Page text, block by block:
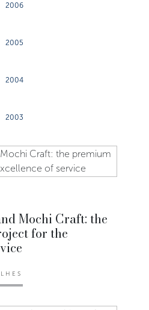
2006
2005
2004
2003
Mochi Craft: the
for the